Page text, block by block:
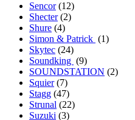
Sencor(12)
Shecter(2)
Shure (4)
Simon & Patrick (1)
Skytec (24)
Soundking (9)
SOUNDSTATION (2)
Squier(7)
Stagg (47)
Strunal (22)
Suzuki (3)